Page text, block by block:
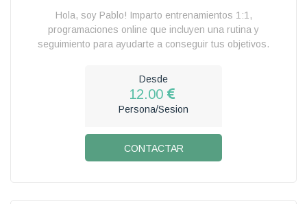
Hola, soy Pablo! Imparto entrenamientos 1:1,
programaciones online que incluyen una rutina y
seguimiento para ayudarte a conseguir tus objetivos.
Desde
12.00
Persona/Sesion
CONTACTAR